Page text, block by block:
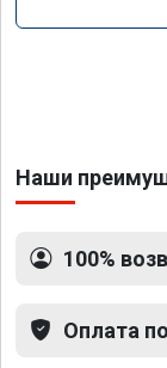
Наши
100%
Оплата